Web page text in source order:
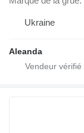
Ukraine
Aleanda